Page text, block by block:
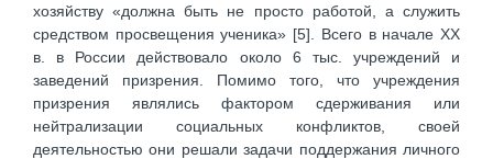
хозяйству «должна быть не просто работой, а служить
средством просвещения ученика» [5]. Всего в начале XX
в. в России действовало около 6 тыс. учреждений и
заведений призрения. Помимо того, что учреждения
призрения являлись фактором сдерживания или
нейтрализации социальных конфликтов, своей
деятельностью они решали задачи поддержания личного